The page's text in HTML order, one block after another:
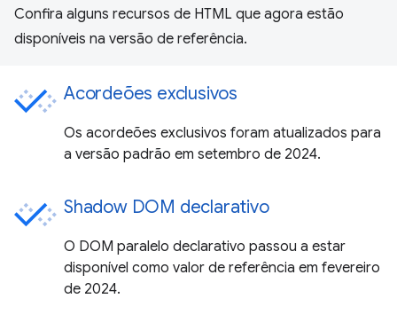
Confira alguns recursos de HTML que agora estão
disponíveis na versão de referência.
Acordeões exclusivos
Os acordeões exclusivos foram atualizados para
a versão padrão em setembro de 2024.
Shadow DOM declarativo
O DOM paralelo declarativo passou a estar
disponível como valor de referência em fevereiro
de 2024.